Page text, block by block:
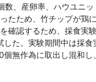
、産卵率、ハウユニ
たため、竹チップが鶏
確認するため、採食
た。実験期間中は採食
無作為に取出し混和し